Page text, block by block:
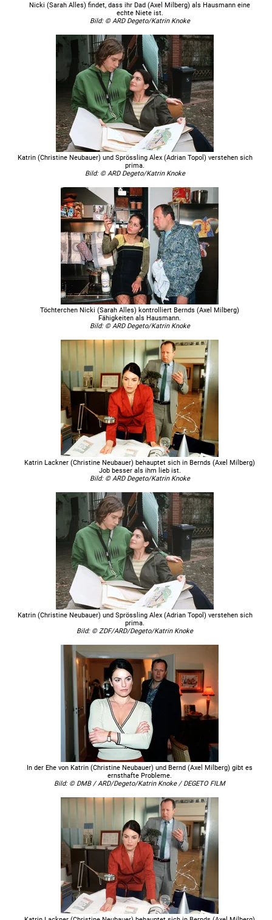
Nicki (Sarah Alles) findet, dass ihr Dad (Axel Milberg) als Hausmann eine
echte Niete ist.
Bild: © ARD Degeto/Katrin Knoke
Katrin (Christine Neubauer) und Sprössling Alex (Adrian Topol) verstehen sich
prima.
Bild: © ARD Degeto/Katrin Knoke
Töchterchen Nicki (Sarah Alles) kontrolliert Bernds (Axel Milberg)
Fähigkeiten als Hausmann.
Bild: © ARD Degeto/Katrin Knoke
Katrin Lackner (Christine Neubauer) behauptet sich in Bernds (Axel Milberg)
Job besser als ihm lieb ist.
Bild: © ARD Degeto/Katrin Knoke
Katrin (Christine Neubauer) und Sprössling Alex (Adrian Topol) verstehen sich
prima.
Bild: © ZDF/ARD/Degeto/Katrin Knoke
In der Ehe von Katrin (Christine Neubauer) und Bernd (Axel Milberg) gibt es
ernsthafte Probleme.
Bild: © DMB / ARD/Degeto/Katrin Knoke / DEGETO FILM